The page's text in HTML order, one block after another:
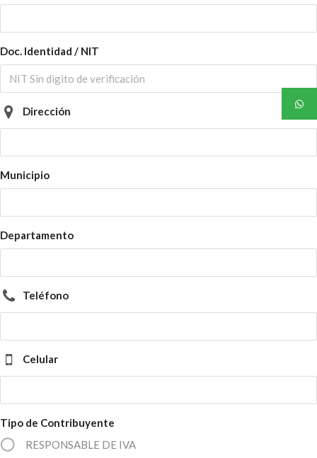
Doc. Identidad / NIT
Dirección
Municipio
Departamento
Teléfono
Celular
Tipo de Contribuyente
RESPONSABLE DE IVA